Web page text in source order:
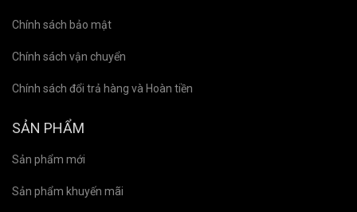
Chính sách bảo mật
Chính sách vận chuyển
Chính sách đổi trả hàng và Hoàn tiền
SẢN PHẨM
Sản phẩm mới
Sản phẩm khuyến mãi